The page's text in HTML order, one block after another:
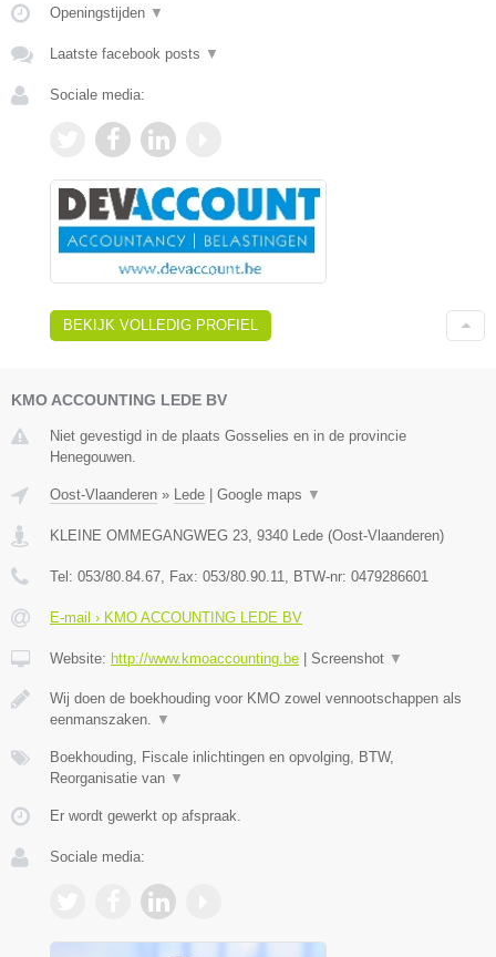
Openingstijden ▼
Laatste facebook posts ▼
Sociale media:
BEKIJK VOLLEDIG PROFIEL
KMO ACCOUNTING LEDE BV
Niet gevestigd in de plaats Gosselies en in de provincie
Henegouwen.
Oost-Vlaanderen » Lede Google maps ▼
KLEINE OMMEGANGWEG 23, 9340 Lede (Oost-Vlaanderen)
Tel: 053/80.84.67, Fax: 053/80.90.11, BTW-nr: 0479286601
E-mail › KMO ACCOUNTING LEDE BV
Website: http://www.kmoaccounting.be Screenshot ▼
Wij doen de boekhouding voor KMO zowel vennootschappen als
eenmanszaken. ▼
Boekhouding, Fiscale inlichtingen en opvolging, BTW,
Reorganisatie van ▼
Er wordt gewerkt op afspraak.
Sociale media: